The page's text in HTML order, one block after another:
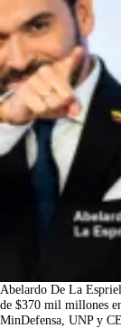
Abelardo De La
de $370 mil millones
MinDefensa, UNP y